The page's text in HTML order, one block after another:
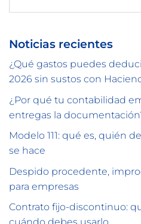
Noticias recientes
¿Qué gastos puedes
2026 sin sustos con
¿Por qué tu contabilidad
entregas la
Modelo 111: qué es, quién
se hace
Despido procedente,
para empresas
Contrato fijo-discontinuo: